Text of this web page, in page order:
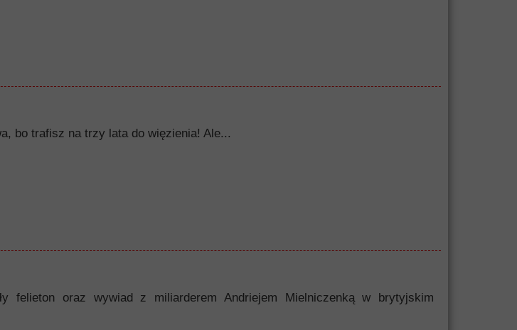
bo trafisz na trzy lata do więzienia! Ale...
felieton oraz wywiad z miliarderem Andriejem Mielniczenką w brytyjskim